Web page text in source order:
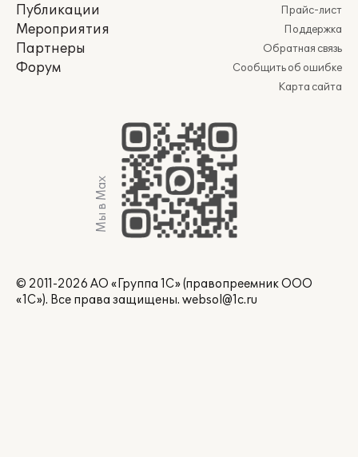
Публикации
Мероприятия
Партнеры
Форум
Прайс-лист
Поддержка
Обратная связь
Сообщить об ошибке
Карта сайта
Мы в Max
© 2011-2026 АО «Группа 1С» (правопреемник ООО
«1С»). Все права защищены. websol@1c.ru